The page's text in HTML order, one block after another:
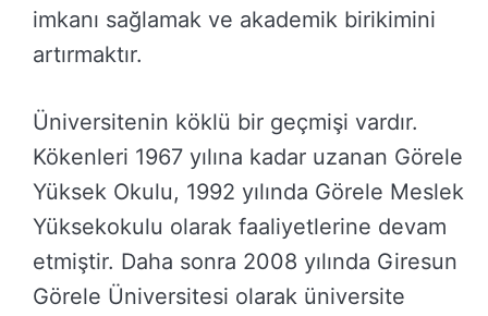
imkanı sağlamak ve akademik birikimini
artırmaktır.
Üniversitenin köklü bir geçmişi vardır.
Kökenleri 1967 yılına kadar uzanan Görele
Yüksek Okulu, 1992 yılında Görele Meslek
Yüksekokulu olarak faaliyetlerine devam
etmiştir. Daha sonra 2008 yılında Giresun
Görele Üniversitesi olarak üniversite